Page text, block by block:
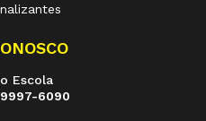
Escola
6090